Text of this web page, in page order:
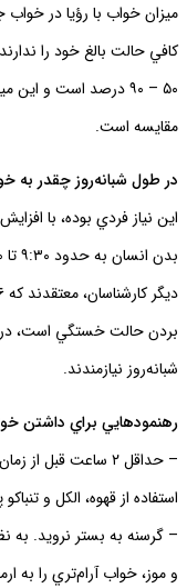
ميزان خواب با رؤيا در
كافي حالت بالغ خود را
مقايسه است.
در طول شبانه‌روز چقدر به
اين نياز فردي بوده، با
بدن انسان به حدود ٩:٣٠ تا ١٠ ساعت خواب نياز دارد.
شبانه‌روز نيازمندند.
رهنمودهايي براي داشتن
– حداقل ٢ ساعت
استفاده از قهوه، الكل و
– گرسنه به بستر نرويد.
و موز، خواب آرام‌تري را به